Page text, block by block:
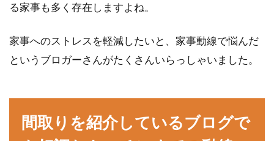
えたりしたときに気になるのが、オール電化と
ガスのどちら...
い！これって契約違反？
る家事も多く存在しますよね。
家事へのストレスを軽減したいと、家事動線で悩んだ
というブロガーさんがたくさんいらっしゃいました。
間取りを紹介しているブログで